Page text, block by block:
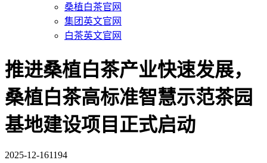
桑植白茶官网
集团英文官网
白茶英文官网
推进桑植白茶产业快速发展，
桑植白茶高标准智慧示范茶园
基地建设项目正式启动
2025-12-161194